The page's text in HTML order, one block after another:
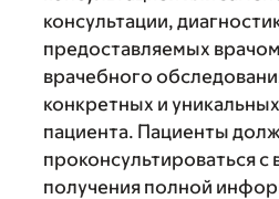
консультации,
предоставляемых
врачебного
конкретных и
пациента. Пациенты
проконсультироваться с
получения полной